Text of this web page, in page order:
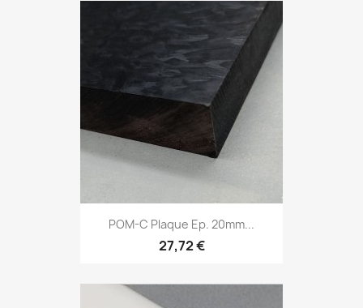
POM-C Plaque Ep. 20mm...
27,72 €